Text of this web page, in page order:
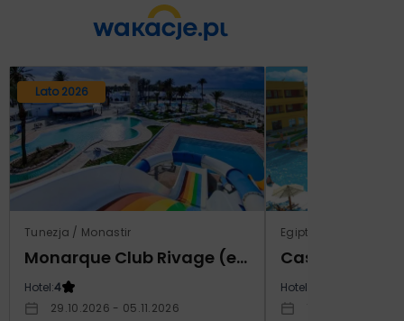
Lato 2026
Tunezja / Monastir
Monarque Club Rivage (ex Calimera)
Hotel:4
29.10.2026 - 05.11.2026
Egipt / Marsa El
Hotel: